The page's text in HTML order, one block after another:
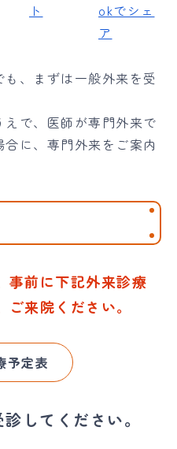
、まずは一般外来を受
で、医師が専門外来で
に、専門外来をご案内
事前に下記外来診療
来院ください。
予定表
してください。